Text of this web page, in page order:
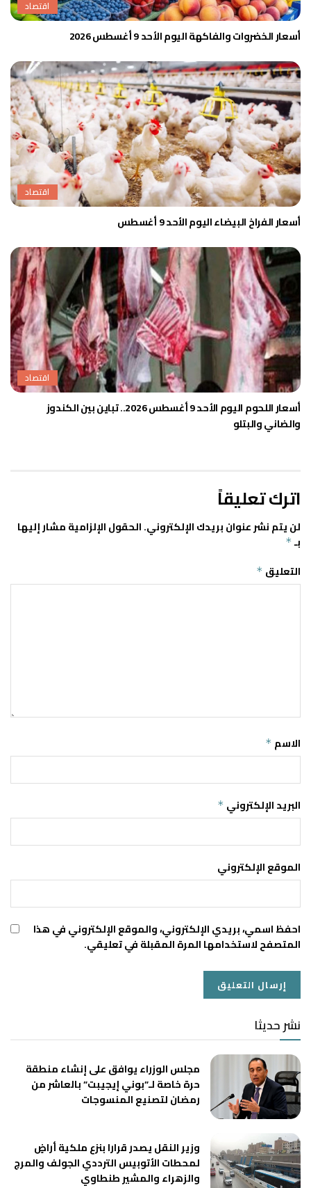
اقتصاد
أسعار الخضروات والفاكهة اليوم الأحد 9 أغسطس 2026
اقتصاد
أسعار الفراخ البيضاء اليوم الأحد 9 أغسطس
اقتصاد
أسعار اللحوم اليوم الأحد 9 أغسطس 2026.. تباين بين الكندوز
والضاني والبتلو
اترك تعليقاً
لن يتم نشر عنوان بريدك الإلكتروني.الحقول الإلزامية مشار إليها
بـ *
التعليق *
الاسم *
البريد الإلكتروني *
الموقع الإلكتروني
احفظ اسمي، بريدي الإلكتروني، والموقع الإلكتروني في هذا
المتصفح لاستخدامها المرة المقبلة في تعليقي.
نشر حديثا
مجلس الوزراء يوافق على إنشاء منطقة
حرة خاصة لـ”بوني إيجيبت” بالعاشر من
رمضان لتصنيع المنسوجات
وزير النقل يصدر قرارا بنزع ملكية أراضٍ
لمحطات الأتوبيس الترددي الجولف والمرج
والزهراء والمشير طنطاوي